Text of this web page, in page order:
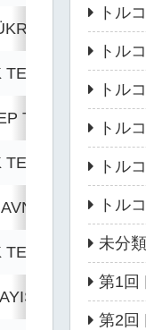
SARACOĞLU
ARENA
TAYYİP
TELEKOM ARENA
AKER
TELEKOM ARENA
トル
トル
トル
トル
トル
トル
未分類
第1回
第2回